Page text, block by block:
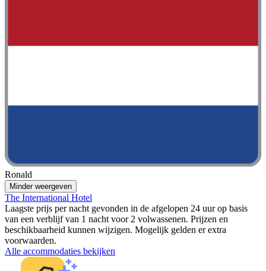
Ronald
Minder weergeven
The International Hotel
Laagste prijs per nacht gevonden in de afgelopen 24 uur op basis
van een verblijf van 1 nacht voor 2 volwassenen. Prijzen en
beschikbaarheid kunnen wijzigen. Mogelijk gelden er extra
voorwaarden.
Alle accommodaties bekijken